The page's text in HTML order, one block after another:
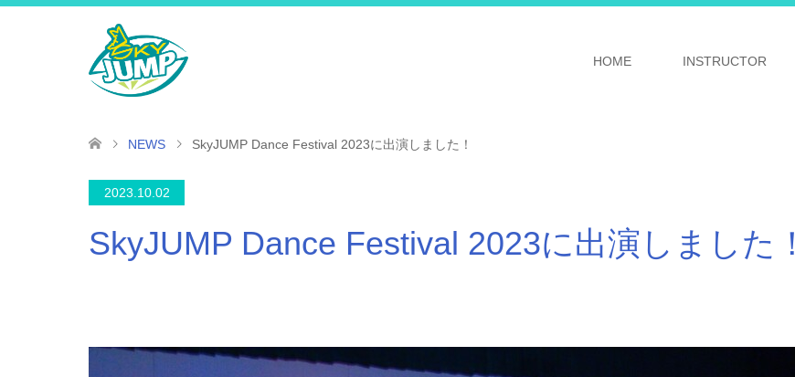
HOME INSTRUCTOR
NEWS SkyJUMP Dance Festival 2023に出演しました！
2023.10.02
SkyJUMP Dance Festival 2023に出演しました！